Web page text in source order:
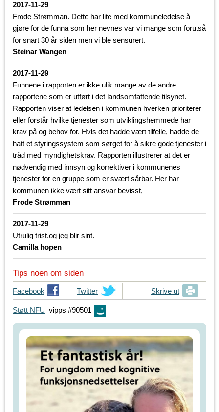
2017-11-29
Frode Strømman. Dette har lite med kommuneledelse å
gjøre for de funna som her nevnes var vi mange som forutså
for snart 30 år siden men vi ble sensurert.
Steinar Wangen
2017-11-29
Funnene i rapporten er ikke ulik mange av de andre
rapportene som er utført i det landsomfattende tilsynet.
Rapporten viser at ledelsen i kommunen hverken prioriterer
eller forstår hvilke tjenester som utviklingshemmede har
krav på og behov for. Hvis det hadde vært tilfelle, hadde de
hatt et styringssystem som sørget for å sikre gode tjenester i
tråd med myndighetskrav. Rapporten illustrerer at det er
nødvendig med innsyn og korrektiver i kommunenes
tjenester for en gruppe som er svært sårbar. Her har
kommunen ikke vært sitt ansvar bevisst,
Frode Strømman
2017-11-29
Utrulig trist.og jeg blir sint.
Camilla hopen
Tips noen om siden
T
i
p
s
Facebook
T
i
p
s
i
n
e
Twitter Skrive ut
Støtt NFU vipps #90501